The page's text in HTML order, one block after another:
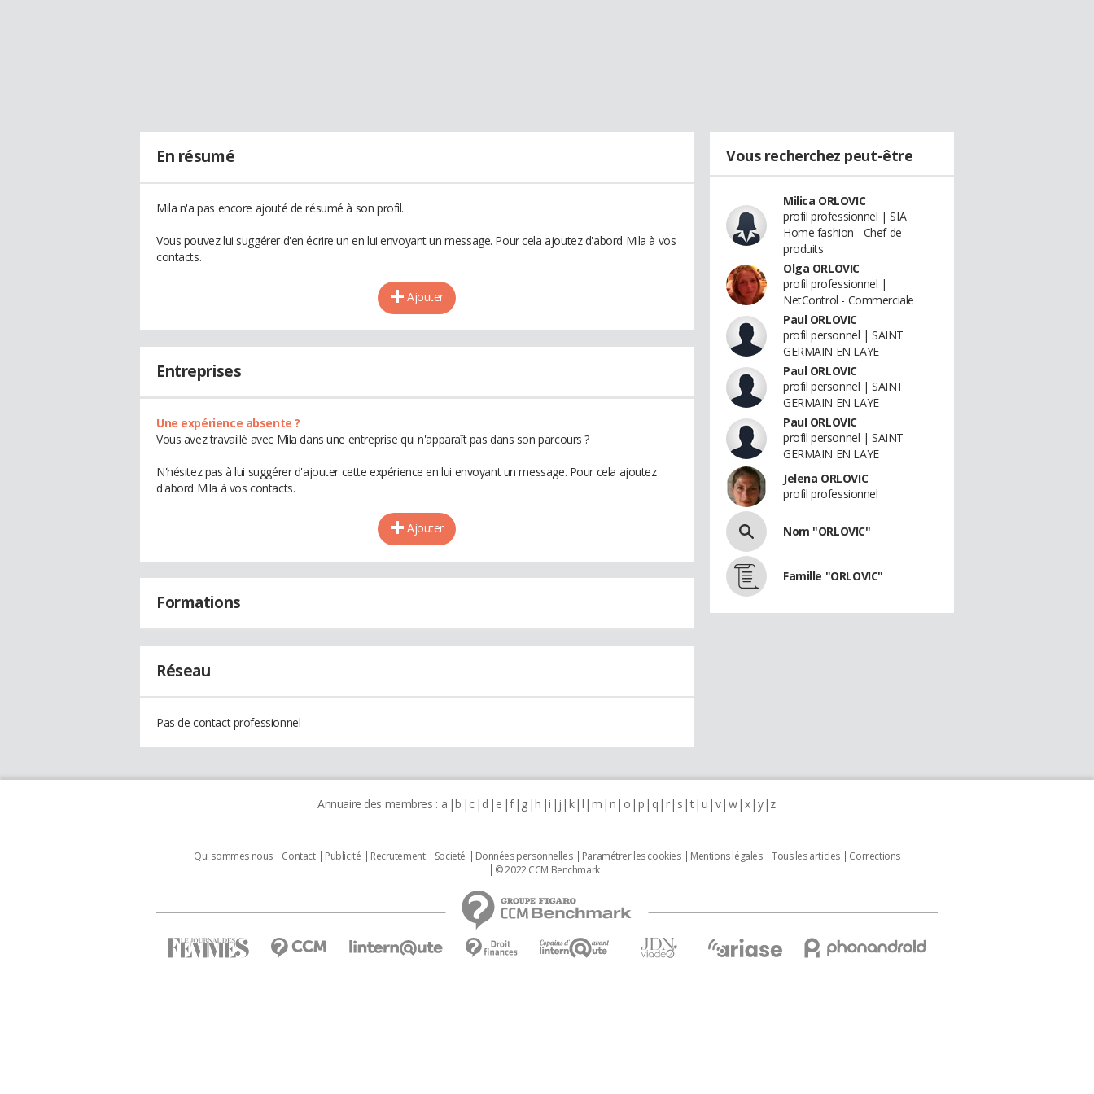
En résumé
Mila n'a pas encore ajouté de résumé à son profil.
Vous pouvez lui suggérer d'en écrire un en lui envoyant un message. Pour cela ajoutez d'abord Mila à vos
contacts.
Ajouter
Entreprises
Une expérience absente ?
Vous avez travaillé avec Mila dans une entreprise qui n'apparaît pas dans son parcours ?
N'hésitez pas à lui suggérer d'ajouter cette expérience en lui envoyant un message. Pour cela ajoutez
d'abord Mila à vos contacts.
Ajouter
Formations
Réseau
Pas de contact professionnel
Vous recherchez peut-être
Milica ORLOVIC
profil professionnel | SIA
Home fashion - Chef de
produits
Olga ORLOVIC
profil professionnel |
NetControl - Commerciale
Paul ORLOVIC
profil personnel | SAINT
GERMAIN EN LAYE
Paul ORLOVIC
profil personnel | SAINT
GERMAIN EN LAYE
Paul ORLOVIC
profil personnel | SAINT
GERMAIN EN LAYE
Jelena ORLOVIC
profil professionnel
Nom "ORLOVIC"
Famille "ORLOVIC"
Annuaire des membres : a b c d e f g h i j k l m n o p q r s t u v w x y z
Qui sommes nous Contact Publicité Recrutement Societé Données personnelles Paramétrer les cookies Mentions légales Tous les articles
Corrections
© 2022 CCM Benchmark